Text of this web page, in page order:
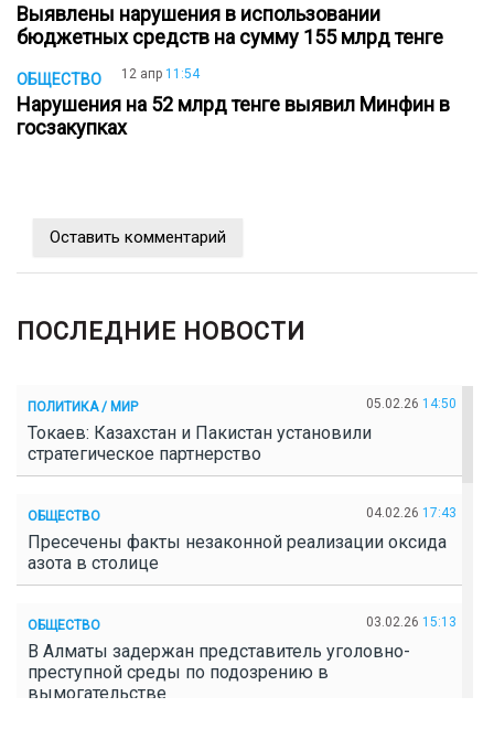
Выявлены нарушения в использовании
бюджетных средств на сумму 155 млрд тенге
ОБЩЕСТВО 12 апр 11:54
Нарушения на 52 млрд тенге выявил Минфин в
госзакупках
Оставить комментарий
ПОСЛЕДНИЕ НОВОСТИ
ПОЛИТИКА / МИР 05.02.26 14:50
Токаев: Казахстан и Пакистан установили
стратегическое партнерство
ОБЩЕСТВО 04.02.26 17:43
Пресечены факты незаконной реализации оксида
азота в столице
ОБЩЕСТВО 03.02.26 15:13
В Алматы задержан представитель уголовно-
преступной среды по подозрению в
вымогательстве